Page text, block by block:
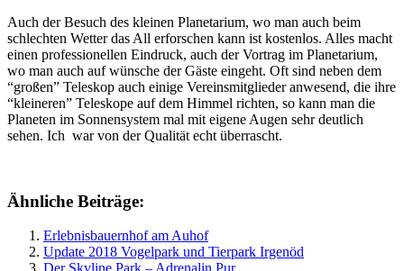
Auch der Besuch des kleinen Planetarium, wo man auch beim
schlechten Wetter das All erforschen kann ist kostenlos. Alles macht
einen professionellen Eindruck, auch der Vortrag im Planetarium,
wo man auch auf wünsche der Gäste eingeht. Oft sind neben dem
“großen” Teleskop auch einige Vereinsmitglieder anwesend, die ihre
“kleineren” Teleskope auf dem Himmel richten, so kann man die
Planeten im Sonnensystem mal mit eigene Augen sehr deutlich
sehen. Ich war von der Qualität echt überrascht.
Ähnliche Beiträge:
Erlebnisbauernhof am Auhof
Update 2018 Vogelpark und Tierpark Irgenöd